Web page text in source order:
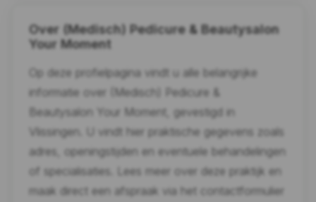
Over (Medisch) Pedicure & Beautysalon
Your Moment
Op deze profielpagina vindt u alle belangrijke
informatie over (Medisch) Pedicure &
Beautysalon Your Moment, gevestigd in
Vlissingen. U vindt hier praktische gegevens zoals
adres, openingstijden en eventuele behandelingen
of specialisaties. Lees meer over deze praktijk en
maak direct een afspraak via het contactformulier